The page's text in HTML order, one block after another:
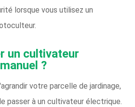
lorsque vous utilisez un
un cultivateur
?
votre parcelle de jardinage,
passer à un cultivateur électrique.